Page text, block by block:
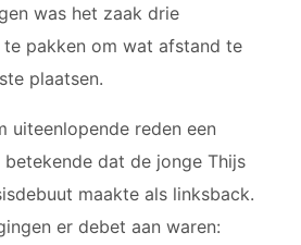
was het zaak drie
pakken om wat afstand te
plaatsen.
uiteenlopende reden een
dat de jonge Thijs
maakte als linksback.
er debet aan waren: